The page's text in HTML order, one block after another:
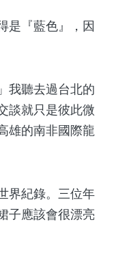
是『藍色』，因
我聽去過台北的
談就只是彼此微
雄的南非國際龍
界紀錄。三位年
子應該會很漂亮